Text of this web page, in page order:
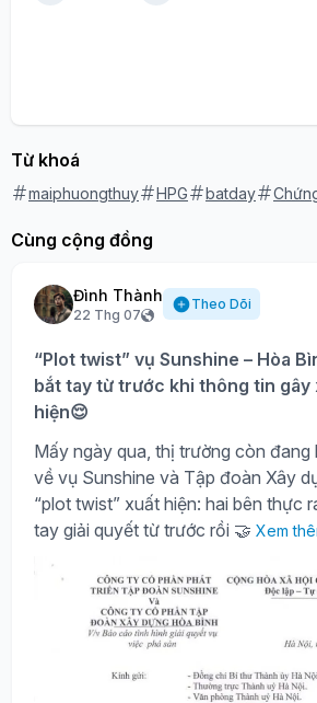
Từ khoá
maiphuongthuy HPG batday
Cùng cộng đồng
Đình Thành
22 Thg 07
Theo Dõi
“Plot twist” vụ Sunshine – Hòa
bắt tay từ trước khi thông tin gây
hiện😌
Mấy ngày qua, thị trường còn đang
về vụ Sunshine và Tập đoàn Xây
“plot twist” xuất hiện: hai bên thực
tay giải quyết từ trước rồi 🤝 Xem